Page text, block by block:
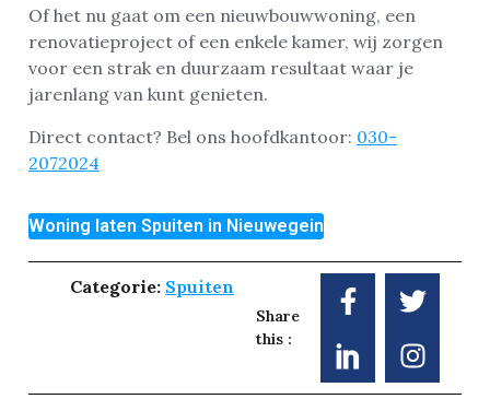
Of het nu gaat om een nieuwbouwwoning, een
renovatieproject of een enkele kamer, wij zorgen
voor een strak en duurzaam resultaat waar je
jarenlang van kunt genieten.
Direct contact? Bel ons hoofdkantoor: 030-
2072024
Woning laten Spuiten in Nieuwegein
Categorie: Spuiten
Share
this :